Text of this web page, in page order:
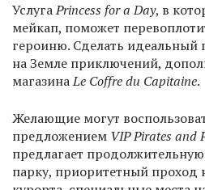
УслугаPrincess for a Day, в
мейкап, поможет
героиню. Сделать
на Земле приключений,
магазинаLe Coffre du Capitaine.
Желающие могут
предложением VIP Pirates and
предлагает
парку, приоритетный проход